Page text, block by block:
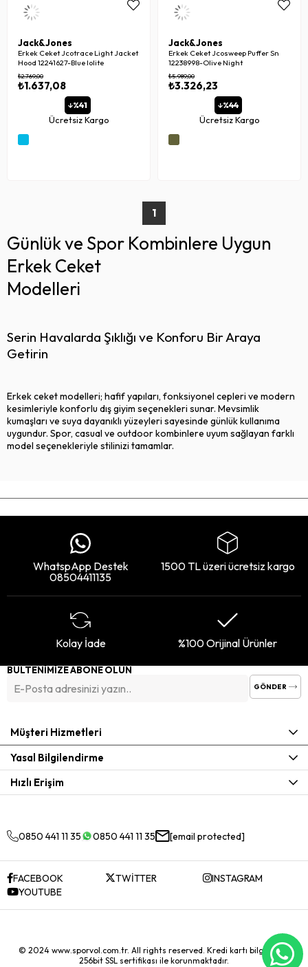
Jack&Jones
Erkek Ceket Jcotrace Light Jacket
Hood 12241627-Blue Iolite
₺1.637,08
₺2.769,00
%41
Ücretsiz Kargo
Jack&Jones
Erkek Ceket Jcosweep Puffer Sn
12238998-Olive Night
₺3.326,23
₺5.989,00
%44
Ücretsiz Kargo
1
Günlük ve Spor Kombinlere Uygun
Erkek Ceket
Modelleri
Serin Havalarda Şıklığı ve Konforu Bir Araya
Getirin
Erkek ceket modelleri; hafif yapıları, fonksiyonel cepleri ve modern
kesimleriyle konforlu dış giyim seçenekleri sunar. Mevsimlik
kumaşları ve suya dayanıklı yüzeyleri sayesinde günlük kullanıma
uygundur. Spor, casual ve outdoor kombinlere uyum sağlayan farklı
model seçenekleriyle stilinizi tamamlar.
WhatspApp Destek
08504411135
1500 TL üzeri ücretsiz kargo
Kolay İade %100 Orijinal Ürünler
BÜLTENİMİZE ABONE OLUN
GÖNDER
Müşteri Hizmetleri
Yasal Bilgilendirme
Hızlı Erişim
0850 441 11 35 0850 441 11 35 [email protected]
FACEBOOK TWİTTER
INSTAGRAM
YOUTUBE
© 2024 www.sporvol.com.tr. All rights reserved. Kredi kartı bilgileriniz
256bit SSL sertifikası ile korunmaktadır.